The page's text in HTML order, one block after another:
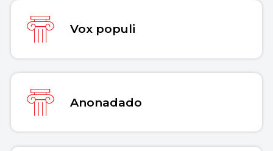
Vox populi
Anonadado